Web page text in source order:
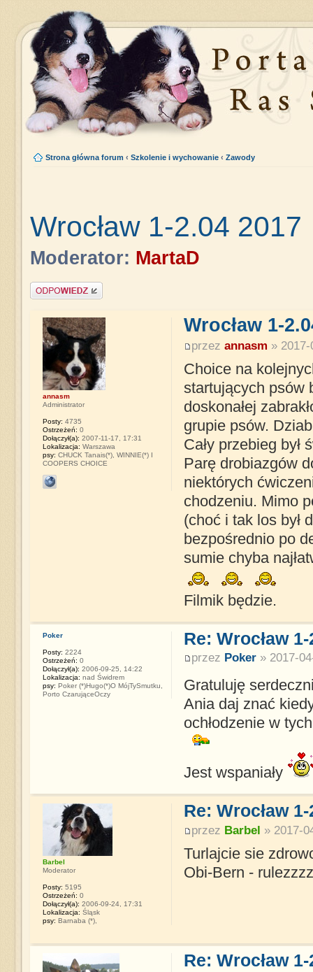
Strona główna forum ‹ Szkolenie i wychowanie ‹ Zawody
Wrocław 1-2.04 2017
Moderator: MartaD
Napisz komentarz
Wrocław 1-
przez annasm »
Choice na
startujących psów
doskonałej
grupie psów.
Cały przebieg był
Parę drobiazgów
niektórych
chodzeniu. Mimo
(choć i tak los był
bezpośrednio po
sumie chyba
Filmik będzie.
annasm
Administrator
Posty: 4735
Ostrzeżeń: 0
Dołączył(a): 2007-11-17, 17:31
Lokalizacja: Warszawa
psy: CHUCK Tanais(*), WINNIE(*) I
COOPERS CHOICE
Re: Wrocław
przez Poker» 2017-
Gratuluję
Ania daj znać
ochłodzenie w
Jest wspaniały
Poker
Posty: 2224
Ostrzeżeń: 0
Dołączył(a): 2006-09-25, 14:22
Lokalizacja: nad Świdrem
psy: Poker (*)Hugo(*)O MójTySmutku,
Porto CzarująceOczy
Re: Wrocław
przez Barbel » 2017-
Turlajcie sie
Obi-Bern - rulezzzz
Barbel
Moderator
Posty: 5195
Ostrzeżeń: 0
Dołączył(a): 2006-09-24, 17:31
Lokalizacja: Śląsk
psy: Barnaba (*),
Re: Wrocław